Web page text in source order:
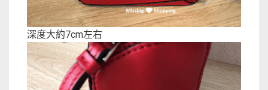
深度大約7cm左右